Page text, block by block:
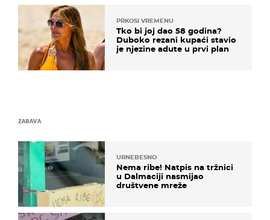
PRKOSI VREMENU
Tko bi joj dao 58 godina?
Duboko rezani kupaći stavio
je njezine adute u prvi plan
ZABAVA
URNEBESNO
Nema ribe! Natpis na tržnici
u Dalmaciji nasmijao
društvene mreže